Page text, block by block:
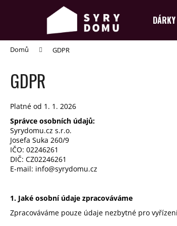
DÁRKY
Domů GDPR
GDPR
Platné od 1. 1. 2026
Správce osobních údajů:
Syrydomu.cz s.r.o.
Josefa Suka 260/9
IČO: 02246261
DIČ: CZ02246261
E-mail: info@syrydomu.cz
1. Jaké osobní údaje zpracováváme
Zpracováváme pouze údaje nezbytné pro
í
do
obchodu
do
obchodu